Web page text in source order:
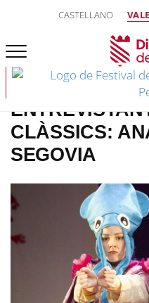
CASTELLANO
CLÀSSICS:
SEGOVIA